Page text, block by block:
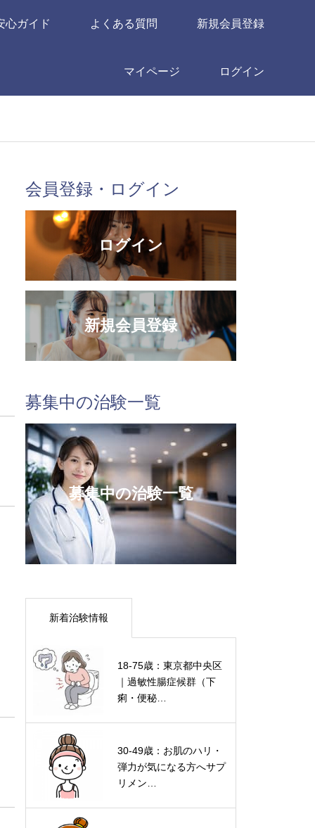
心ガイド よくある質問 新規会員登録
マイページ ログイン
会員登録・ログイン
ログイン
新規会員登録
募集中の治験一覧
募集中の治験一覧
新着治験情報
18-75歳：東京都中央区
｜過敏性腸症候群（下
痢・便秘…
30-49歳：お肌のハリ・
弾力が気になる方へサプ
リメン…